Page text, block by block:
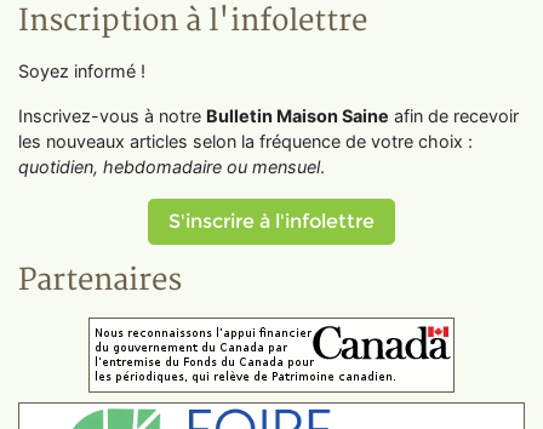
Inscription à l'infolettre
Soyez informé !
Inscrivez-vous à notre Bulletin Maison Saine afin de recevoir
les nouveaux articles selon la fréquence de votre choix :
quotidien, hebdomadaire ou mensuel.
S'inscrire à l'infolettre
Partenaires